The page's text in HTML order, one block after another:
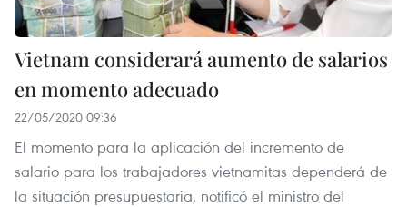
Vietnam considerará aumento de salarios
en momento adecuado
22/05/2020 09:36
El momento para la aplicación del incremento de
salario para los trabajadores vietnamitas dependerá de
la situación presupuestaria, notificó el ministro del